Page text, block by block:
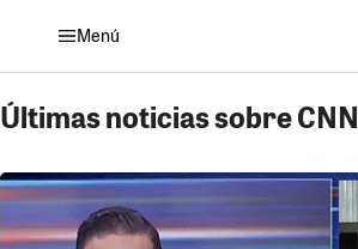
Menú
Últimas noticias sobre CNN